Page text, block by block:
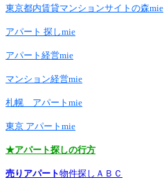
東京都内賃貸マンションサイトの森mie
アパート 探しmie
アパート経営mie
マンション経営mie
札幌 アパートmie
東京 アパートmie
★アパート探しの行方
売りアパート物件探しＡＢＣ